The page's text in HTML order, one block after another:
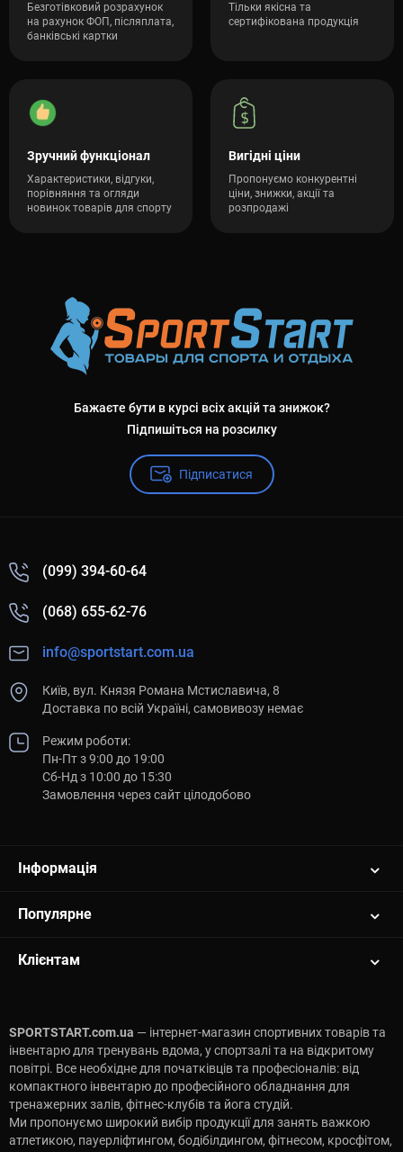
Безготівковий розрахунок
на рахунок ФОП, післяплата,
банківські картки
Тільки якісна та
сертифікована продукція
Зручний функціонал
Характеристики, відгуки,
порівняння та огляди
новинок товарів для спорту
Вигідні ціни
Пропонуємо конкурентні
ціни, знижки, акції та
розпродажі
Бажаєте бути в курсі всіх акцій та знижок?
Підпишіться на розсилку
Підписатися
(099) 394-60-64
(068) 655-62-76
info@sportstart.com.ua
Київ, вул. Князя Романа Мстиславича, 8
Доставка по всій Україні, самовивозу немає
Режим роботи:
Пн-Пт з 9:00 до 19:00
Сб-Нд з 10:00 до 15:30
Замовлення через сайт цілодобово
Інформація
Популярне
Клієнтам
SPORTSTART.com.ua — інтернет-магазин спортивних товарів та
інвентарю для тренувань вдома, у спортзалі та на відкритому
повітрі. Все необхідне для початківців та професіоналів: від
компактного інвентарю до професійного обладнання для
тренажерних залів, фітнес-клубів та йога студій.
Ми пропонуємо широкий вибір продукції для занять важкою
атлетикою, пауерліфтингом, бодібілдингом, фітнесом, кросфітом,